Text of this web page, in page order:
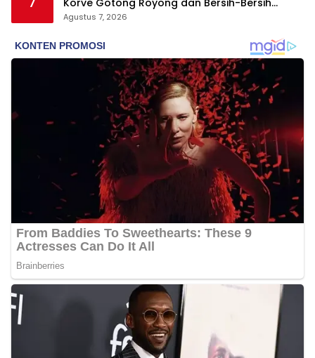
Korve Gotong Royong dan Bersih-Bersih
Serentak
Agustus 7, 2026